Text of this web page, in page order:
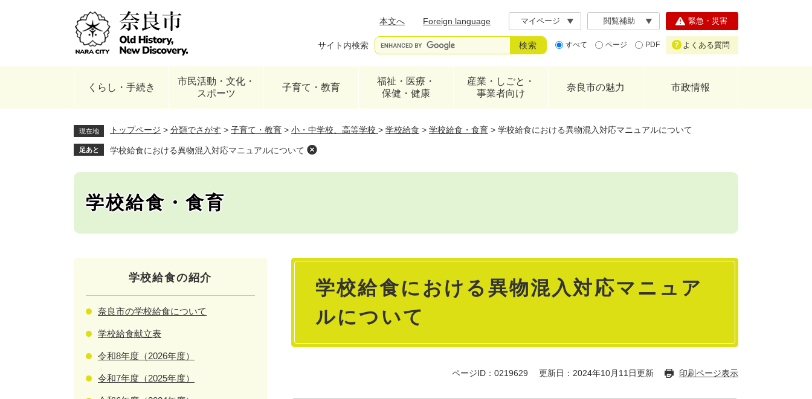
本文へ
Foreign language マイページ 閲覧補助
サイト内検索 すべて ページ PDF
緊急・災害
よくある質問
くらし・手続き
市民活動・文化・
スポーツ
子育て・教育
福祉・医療・
保健・健康
産業・しごと・
事業者向け
奈良市の魅力 市政情報
現在地 トップページ > 分類でさがす > 子育て・教育 > 小・中学校、高等学校 > 学校給食 > 学校給食・食育 > 学校給食における異物混入対応マニュアルについて
足あと 学校給食における異物混入対応マニュアルについて
学校給食・食育
本
学校給食における異物混入対応マニュア
ルについて
ページID：0219629 更新日：2024年10月11日更新 印刷ページ表示
学校給食の紹介
奈良市の学校給食について
学校給食献立表
令和8年度（2026年度）
令和7年度（2025年度）